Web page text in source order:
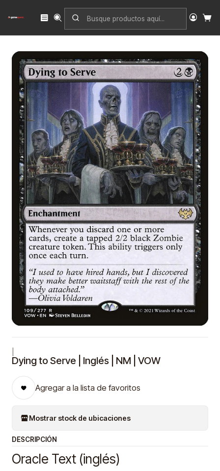
Inicio Singles
Innistrad: Crimson Vow
Dying to Serve | Inglés | NM | VOW
Dying to Serve | Inglés | NM | VOW
Agregar a la lista de favoritos
Mostrar stock de ubicaciones
DESCRIPCIÓN
Oracle Text (inglés)